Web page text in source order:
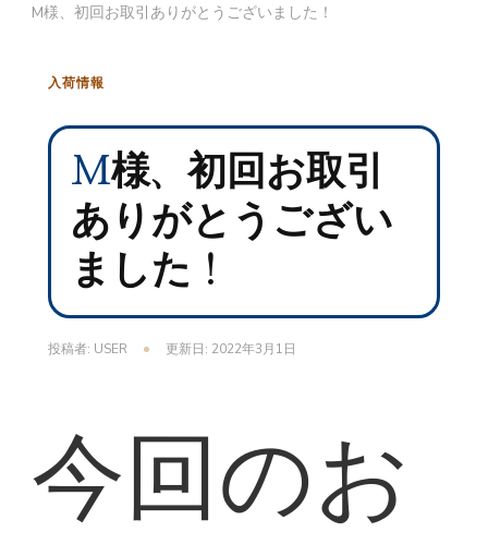
M様、初回お取引ありがとうございました！
入荷情報
M様、初回お取引
ありがとうござい
ました！
投稿者: USER 更新日: 2022年3月1日
今回のお